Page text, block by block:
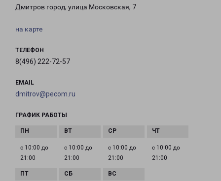
Дмитров город, улица Московская, 7
на карте
ТЕЛЕФОН
8(496) 222-72-57
EMAIL
dmitrov@pecom.ru
ГРАФИК РАБОТЫ
с 10:00 до
21:00
с 10:00 до
21:00
с 10:00 до
21:00
с 10:00 до
21:00